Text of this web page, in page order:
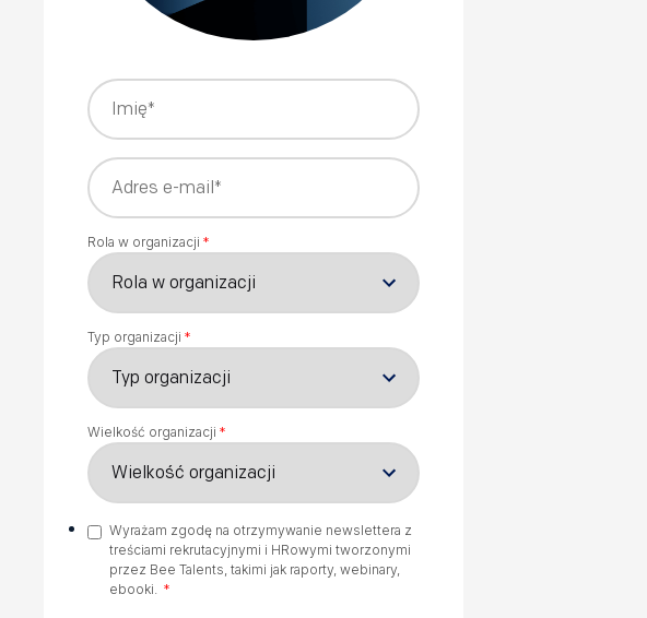
Rola w organizacji *
Typ organizacji *
Wielkość organizacji *
Wyrażam zgodę na otrzymywanie newslettera z
treściami rekrutacyjnymi i HRowymi tworzonymi
przez Bee Talents, takimi jak raporty, webinary,
ebooki. *